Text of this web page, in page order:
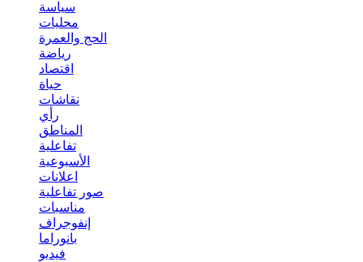
سياسة
محليات
الحج والعمرة
رياضة
اقتصاد
حياة
نقاشات
رأي
المناطق
تفاعلية
الأسبوعية
اعلانات
صور تفاعلية
مناسبات
إنفوجراف
بانوراما
فيديو